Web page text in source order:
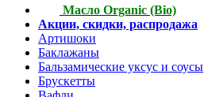
Масло Organic (Bio)
Акции, скидки, распродажа
Артишоки
Баклажаны
Бальзамические уксус и соусы
Брускетты